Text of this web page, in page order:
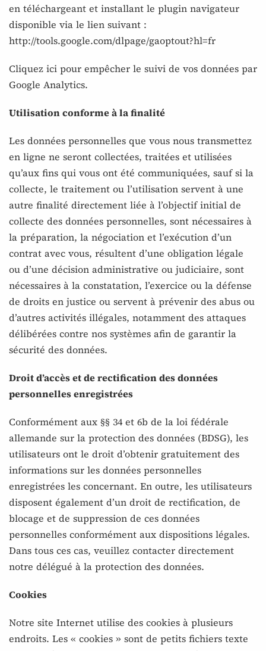
en téléchargeant et installant le plugin navigateur
disponible via le lien suivant :
http://tools.google.com/dlpage/gaoptout?hl=fr
Cliquez ici pour empêcher le suivi de vos données par
Google Analytics.
Utilisation conforme à la finalité
Les données personnelles que vous nous transmettez
en ligne ne seront collectées, traitées et utilisées
qu’aux fins qui vous ont été communiquées, sauf si la
collecte, le traitement ou l’utilisation servent à une
autre finalité directement liée à l’objectif initial de
collecte des données personnelles, sont nécessaires à
la préparation, la négociation et l’exécution d’un
contrat avec vous, résultent d’une obligation légale
ou d’une décision administrative ou judiciaire, sont
nécessaires à la constatation, l’exercice ou la défense
de droits en justice ou servent à prévenir des abus ou
d’autres activités illégales, notamment des attaques
délibérées contre nos systèmes afin de garantir la
sécurité des données.
Droit d’accès et de rectification des données
personnelles enregistrées
Conformément aux §§ 34 et 6b de la loi fédérale
allemande sur la protection des données (BDSG), les
utilisateurs ont le droit d’obtenir gratuitement des
informations sur les données personnelles
enregistrées les concernant. En outre, les utilisateurs
disposent également d’un droit de rectification, de
blocage et de suppression de ces données
personnelles conformément aux dispositions légales.
Dans tous ces cas, veuillez contacter directement
notre délégué à la protection des données.
Cookies
Notre site Internet utilise des cookies à plusieurs
endroits. Les « cookies » sont de petits fichiers texte